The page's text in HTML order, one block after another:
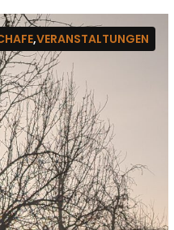
,VERANSTALTUNGEN